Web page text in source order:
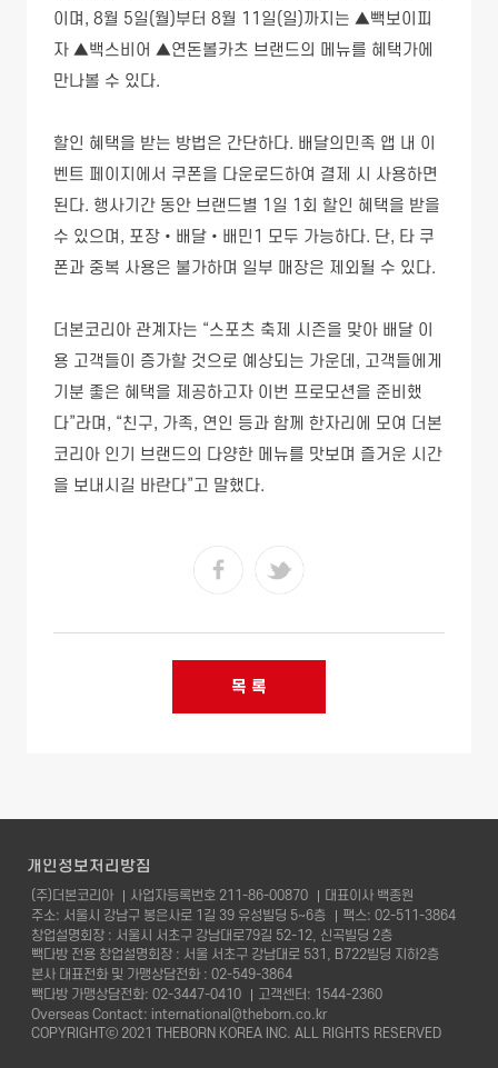
이며, 8월 5일(월)부터 8월 11일(일)까지는 ▲빽보이피
자 ▲백스비어 ▲연돈볼카츠 브랜드의 메뉴를 혜택가에
만나볼 수 있다.
할인 혜택을 받는 방법은 간단하다. 배달의민족 앱 내 이
벤트 페이지에서 쿠폰을 다운로드하여 결제 시 사용하면
된다. 행사기간 동안 브랜드별 1일 1회 할인 혜택을 받을
수 있으며, 포장•배달•배민1 모두 가능하다. 단, 타 쿠
폰과 중복 사용은 불가하며 일부 매장은 제외될 수 있다.
더본코리아 관계자는 “스포츠 축제 시즌을 맞아 배달 이
용 고객들이 증가할 것으로 예상되는 가운데, 고객들에게
기분 좋은 혜택을 제공하고자 이번 프로모션을 준비했
다”라며, “친구, 가족, 연인 등과 함께 한자리에 모여 더본
코리아 인기 브랜드의 다양한 메뉴를 맛보며 즐거운 시간
을 보내시길 바란다”고 말했다.
목 록
개인정보처리방침
(주)더본코리아 사업자등록번호 211-86-00870
대표이사 백종원
주소: 서울시 강남구 봉은사로 1길 39 유성빌딩 5~6층
팩스: 02-511-3864
창업설명회장 : 서울시 서초구 강남대로79길 52-12, 신곡빌딩 2층
빽다방 전용 창업설명회장 : 서울 서초구 강남대로 531, B722빌딩 지하2층
본사 대표전화 및 가맹상담전화 : 02-549-3864
빽다방 가맹상담전화: 02-3447-0410
고객센터: 1544-2360
Overseas Contact: international@theborn.co.kr
COPYRIGHTⓒ 2021 THEBORN KOREA INC. ALL RIGHTS RESERVED